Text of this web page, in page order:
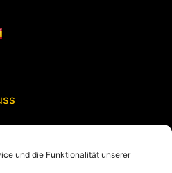
und die Funktionalität unserer